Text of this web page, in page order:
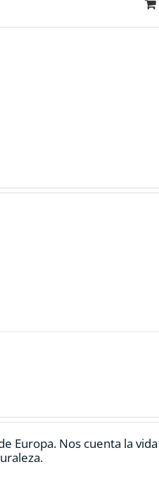
Europa. Nos cuenta la